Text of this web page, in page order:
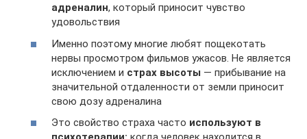
адреналин, который приносит чувство
удовольствия
Именно поэтому многие любят пощекотать
нервы просмотром фильмов ужасов. Не является
исключением и страх высоты — прибывание на
значительной отдаленности от земли приносит
свою дозу адреналина
Это свойство страха часто используют в